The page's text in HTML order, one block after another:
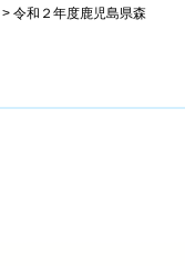
> 令和２年度鹿児島県森